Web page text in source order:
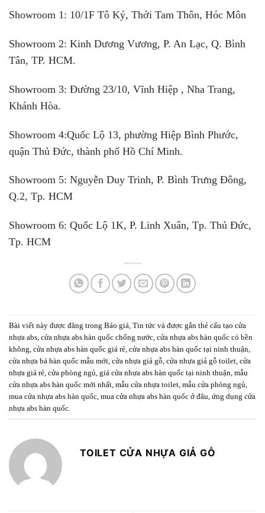
Showroom 1: 10/1F Tô Ký, Thới Tam Thôn, Hóc Môn
Showroom 2: Kinh Dương Vương, P. An Lạc, Q. Bình
Tân, TP. HCM.
Showroom 3: Đường 23/10, Vĩnh Hiệp , Nha Trang,
Khánh Hòa.
Showroom 4:Quốc Lộ 13, phường Hiệp Bình Phước,
quận Thủ Đức, thành phố Hồ Chí Minh.
Showroom 5: Nguyễn Duy Trinh, P. Bình Trưng Đông,
Q.2, Tp. HCM
Showroom 6: Quốc Lộ 1K, P. Linh Xuân, Tp. Thủ Đức,
Tp. HCM
Bài viết này được đăng trong Báo giá Tin tức và được gắn thẻ cấu tạo cửa
nhựa abs cửa nhựa abs hàn quốc chống nước cửa nhựa abs hàn quốc có bền
không cửa nhựa abs hàn quốc giá rẻ cửa nhựa abs hàn quốc tại ninh thuận
cửa nhựa bá hàn quốc mẫu mới cửa nhựa giả gỗ cửa nhựa giả gỗ toilet cửa
nhựa giá rẻ cửa phòng ngủ giá cửa nhựa abs hàn quốc tại ninh thuận mẫu
cửa nhựa abs hàn quốc mới nhất mẫu cửa nhựa toilet mẫu cửa phòng ngủ
mua cửa nhựa abs hàn quốc mua cửa nhựa abs hàn quốc ở đâu ứng dụng cửa
nhựa abs hàn quốc
TOILET CỬA NHỰA GIẢ GỖ